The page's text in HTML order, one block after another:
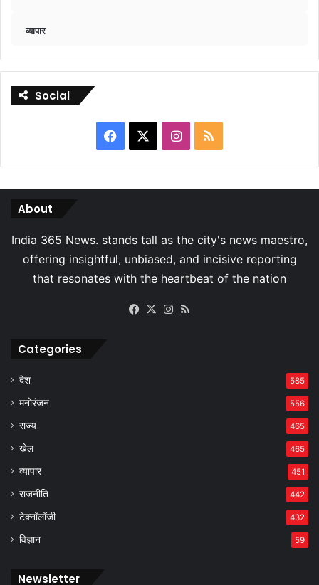
व्यापार
Social
Facebook Instagram
RSS
About
Facebook
X Instagram
Categories
देश 585
मनोरंजन 556
राज्य 465
खेल 465
व्यापार 451
राजनीति 442
टेक्नॉलॉजी 432
विज्ञान 59
Newsletter